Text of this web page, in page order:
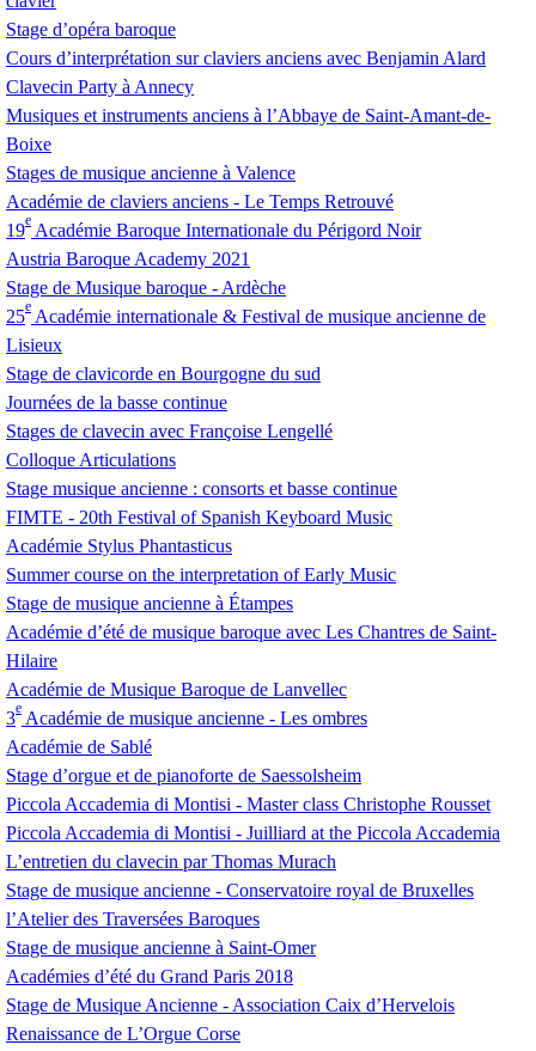
Stage d’opéra baroque
Cours d’interprétation sur claviers anciens avec Benjamin Alard
Clavecin Party à Annecy
Musiques et instruments anciens à l’Abbaye de Saint-Amant-de-
Boixe
Stages de musique ancienne à Valence
Académie de claviers anciens - Le Temps Retrouvé
19
e
Académie Baroque Internationale du Périgord Noir
Austria Baroque Academy 2021
Stage de Musique baroque - Ardèche
25
e
Académie internationale & Festival de musique ancienne de
Lisieux
Stage de clavicorde en Bourgogne du sud
Journées de la basse continue
Stages de clavecin avec Françoise Lengellé
Colloque Articulations
Stage musique ancienne : consorts et basse continue
FIMTE - 20th Festival of Spanish Keyboard Music
Académie Stylus Phantasticus
Summer course on the interpretation of Early Music
Stage de musique ancienne à Étampes
Académie d’été de musique baroque avec Les Chantres de Saint-
Hilaire
Académie de Musique Baroque de Lanvellec
3
e
Académie de musique ancienne - Les ombres
Académie de Sablé
Stage d’orgue et de pianoforte de Saessolsheim
Piccola Accademia di Montisi - Master class Christophe Rousset
Piccola Accademia di Montisi - Juilliard at the Piccola Accademia
L’entretien du clavecin par Thomas Murach
Stage de musique ancienne - Conservatoire royal de Bruxelles
l’Atelier des Traversées Baroques
Stage de musique ancienne à Saint-Omer
Académies d’été du Grand Paris 2018
Stage de Musique Ancienne - Association Caix d’Hervelois
Renaissance de L’Orgue Corse